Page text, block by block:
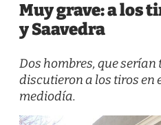
Muy grave: a los
y Saavedra
Dos hombres, que serían
discutieron a los tiros en
mediodía.